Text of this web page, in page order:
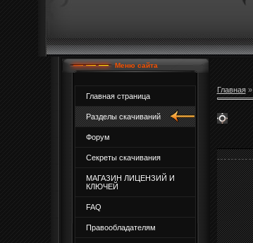
Меню сайта
Главная страница
Разделы скачиваний
Форум
Секреты скачивания
МАГАЗИН ЛИЦЕНЗИЙ И
КЛЮЧЕЙ
FAQ
Правообладателям
Главная»